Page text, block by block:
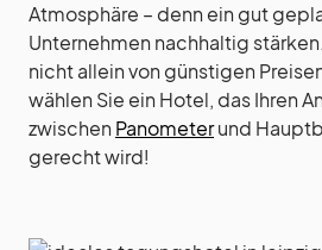
Atmosphäre – denn ein gut
Unternehmen nachhaltig
nicht allein von günstigen
wählen Sie ein Hotel, das Ihren
zwischen Panometerund
gerecht wird!